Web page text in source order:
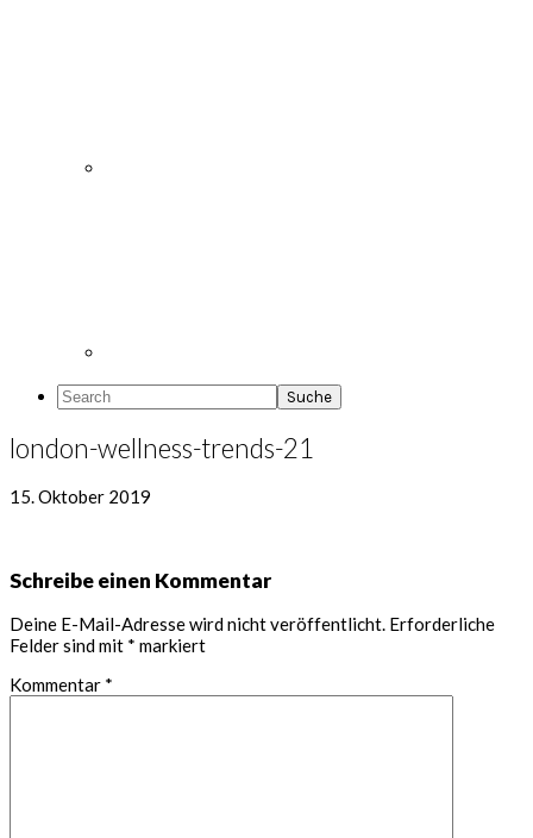
Search
london-wellness-trends-21
15. Oktober 2019
Leser-
Interaktionen
Schreibe einen Kommentar
Deine E-Mail-Adresse wird nicht veröffentlicht. Erforderliche
Felder sind mit * markiert
Kommentar *